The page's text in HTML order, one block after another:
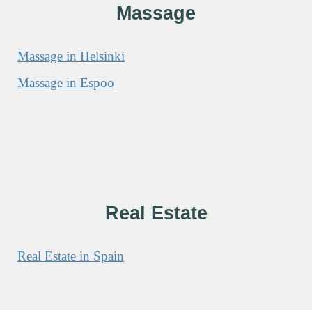
Massage
Massage in Helsinki
Massage in Espoo
Real Estate
Real Estate in Spain